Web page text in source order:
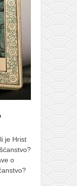
je Hrist
o